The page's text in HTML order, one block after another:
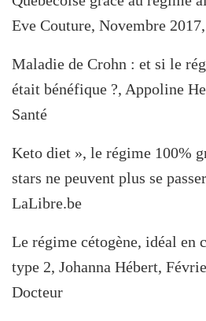
Eve Couture, Novembre
[5] Maladie de Crohn : et si le
était bénéfique ?, Appoline
Santé
[6] « Keto diet », le régime 100%
stars ne peuvent plus se
LaLibre.be
[7] Le régime cétogène, idéal en
type 2, Johanna Hébert,
Docteur